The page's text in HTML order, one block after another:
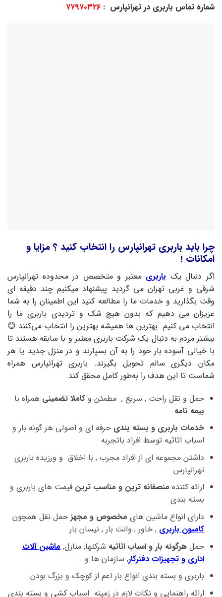
شماره تماس باربری در تهرانپارس : ۷۷۹۷۰۳۲۶
چرا باید باربری تهرانپارس را انتخاب کنید ؟ مزایا و
امکانات !
اگر دنبال یک باربری معتبر و متخصص در محدوده تهرانپارس
شرقی و غربی تهران می گردید پیشنهاد میکنیم چند دقیقه ای
وقت بگذارید و خدمات ما را مطالعه کنید این اطمینان را به شما
عزیزان می دهیم که بدون هیچ شک و تردیدی باربری ما را
انتخاب می کنیم. بهترین‌ ها همیشه بهترین را انتخاب می‌کنند 😊
بیشتر مردم به دنبال یک شرکت باربری معتبر و با سابقه هستند تا
با خیالی آسوده بار خود را به آن بسپارند و در منزل جدید یا هر
مکان دیگری سالم تحویل بگیرند. باربری تهرانپارس همراه
شماست تا این هدف را به‌طور کامل محقق کند.
حمل و نقل راحت , سریع , مطمئن و کاملا تضمینی همراه با
بیمه نامه
خدمات باربری و بسته‌ بندی حرفه ای و اصولی هر گونه بار و
اسباب اثاثیه توسط افراد باتجربه
داشتن مجموعه ای از افراد مجرب , با اخلاق و ورزیده باربری
تهرانپارس
ارائه کننده منصفانه ترین و مناسب ترین قیمت های باربری و
بسته بندی
دارای انواع ماشین هایمخصوص و مجهز حمل نقل همچون
کامیون باربری , خاور , وانت بار , نیسان بار
حمل هرگونه بار و اسباب اثاثیه شرکتها, منازل,ماشین‌ آلات
اداری و تجهیزات دفترکار, سازمان ها و …
باربری و بسته بندی انواع بار اعم از کوچک و بزرگ بودن.
ارائه راهنمایی و نکات لازم در زمینه اسباب کشی و بسته بندی